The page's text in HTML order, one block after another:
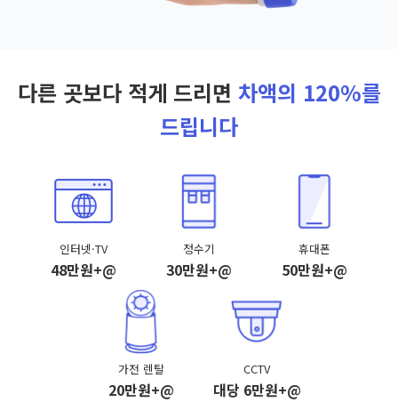
다른 곳보다 적게 드리면 차액의 120%를
드립니다
인터넷·TV
48만원+@
정수기
30만원+@
휴대폰
50만원+@
가전 렌탈
20만원+@
CCTV
대당 6만원+@